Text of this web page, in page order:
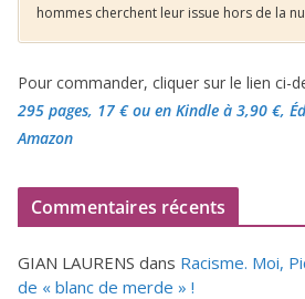
hommes cherchent leur issue hors de la
Pour commander, cliquer sur le lien ci-
295 pages, 17 €ou en Kindle à 3,90 €,
Amazon
Commentaires récents
GIAN LAURENS dans Racisme. Moi,
de « blanc de merde » !